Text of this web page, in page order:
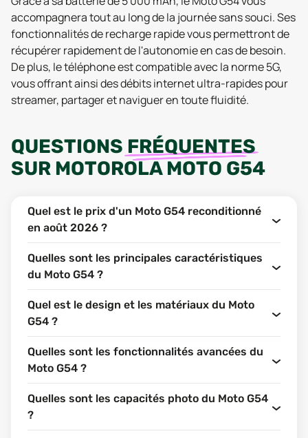
accompagnera tout au long de la journée sans souci. Ses
fonctionnalités de recharge rapide vous permettront de
récupérer rapidement de l'autonomie en cas de besoin.
De plus, le téléphone est compatible avec la norme 5G,
vous offrant ainsi des débits internet ultra-rapides pour
streamer, partager et naviguer en toute fluidité.
QUESTIONS FRÉQUENTES
SUR MOTOROLA MOTO G54
Quel est le prix d'un Moto G54 reconditionné
en août 2026 ?
Quelles sont les principales caractéristiques
du Moto G54 ?
Quel est le design et les matériaux du Moto
G54 ?
Quelles sont les fonctionnalités avancées du
Moto G54 ?
Quelles sont les capacités photo du Moto G54
?